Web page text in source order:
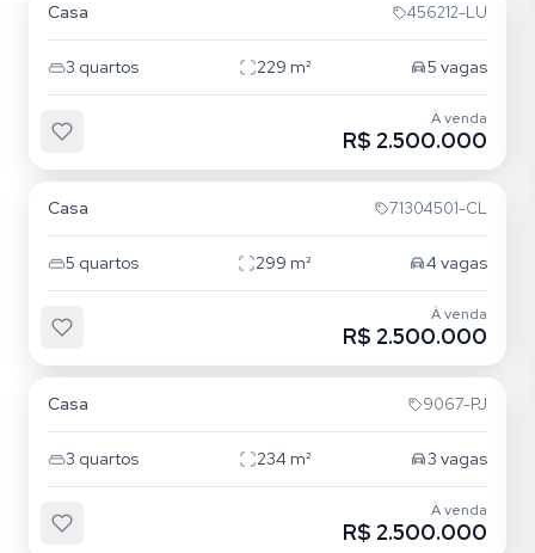
Casa 456212-LU
3 quartos 229 m² 5 vagas
À venda
R$ 2.500.000
Casa 71304501-CL
5 quartos 299 m² 4 vagas
À venda
R$ 2.500.000
Casa 9067-PJ
3 quartos 234 m² 3 vagas
À venda
R$ 2.500.000